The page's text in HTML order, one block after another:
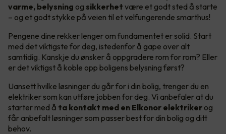
varme, belysning og sikkerhet være et godt sted å starte
– og et godt stykke på veien til et velfungerende smarthus!
Pengene dine rekker lenger om fundamentet er solid. Start
med det viktigste for deg, istedenfor å gape over alt
samtidig. Kanskje du ønsker å oppgradere rom for rom? Eller
er det viktigst å koble opp boligens belysning først?
Uansett hvilke løsninger du går for i din bolig, trenger du en
elektriker som kan utføre jobben for deg. Vi anbefaler at du
starter med å ta kontakt med en Elkonor elektriker og
får anbefalt løsninger som passer best for din bolig og ditt
behov.